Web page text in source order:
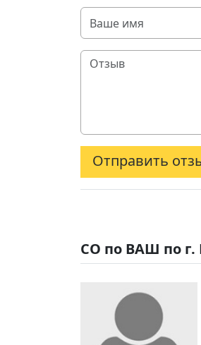
Отправить
СО по ВАШ по г.